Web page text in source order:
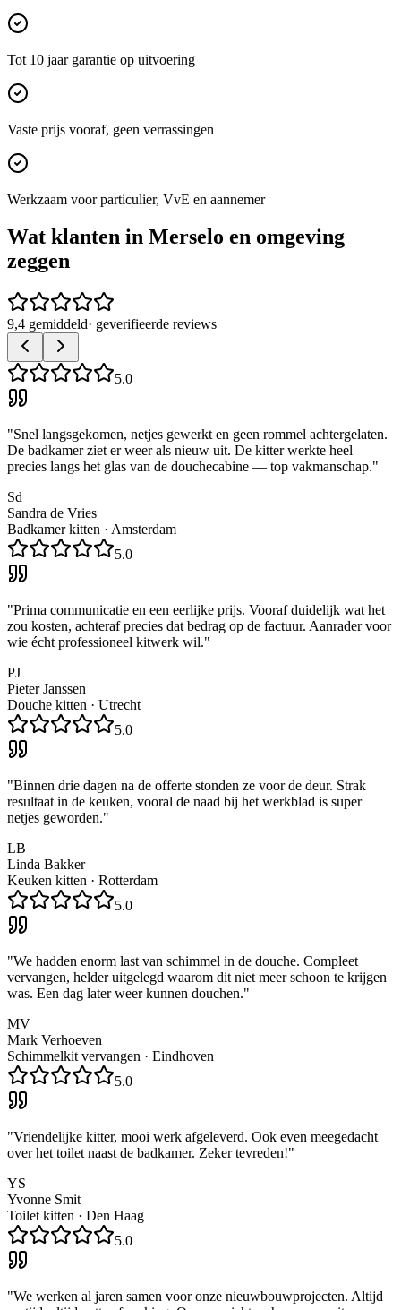
Tot 10 jaar garantie op uitvoering
Vaste prijs vooraf, geen verrassingen
Werkzaam voor particulier, VvE en aannemer
Wat klanten in Merselo en omgeving
zeggen
9,4 gemiddeld· geverifieerde reviews
5.0
"Snel langsgekomen, netjes gewerkt en geen rommel achtergelaten.
De badkamer ziet er weer als nieuw uit. De kitter werkte heel
precies langs het glas van de douchecabine — top vakmanschap."
Sd
Sandra de Vries
Badkamer kitten · Amsterdam
5.0
"Prima communicatie en een eerlijke prijs. Vooraf duidelijk wat het
zou kosten, achteraf precies dat bedrag op de factuur. Aanrader voor
wie écht professioneel kitwerk wil."
PJ
Pieter Janssen
Douche kitten · Utrecht
5.0
"Binnen drie dagen na de offerte stonden ze voor de deur. Strak
resultaat in de keuken, vooral de naad bij het werkblad is super
netjes geworden."
LB
Linda Bakker
Keuken kitten · Rotterdam
5.0
"We hadden enorm last van schimmel in de douche. Compleet
vervangen, helder uitgelegd waarom dit niet meer schoon te krijgen
was. Een dag later weer kunnen douchen."
MV
Mark Verhoeven
Schimmelkit vervangen · Eindhoven
5.0
"Vriendelijke kitter, mooi werk afgeleverd. Ook even meegedacht
over het toilet naast de badkamer. Zeker tevreden!"
YS
Yvonne Smit
Toilet kitten · Den Haag
5.0
"We werken al jaren samen voor onze nieuwbouwprojecten. Altijd